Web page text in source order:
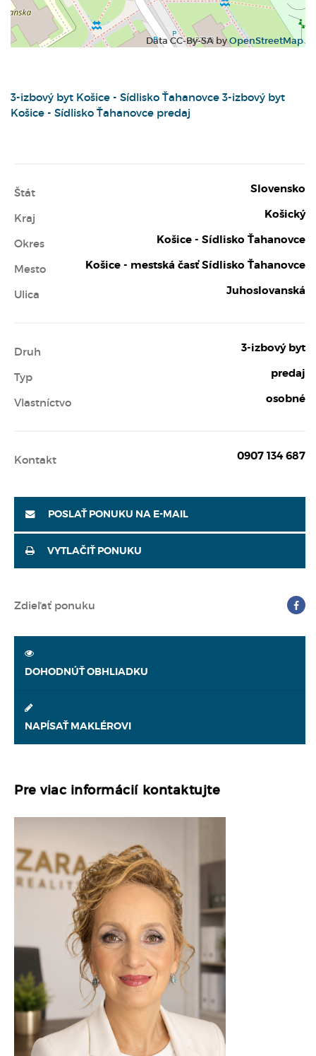
Data CC-By-SA byOpenStreetMap
3-izbový byt Košice - Sídlisko Ťahanovce 3-izbový byt
Košice - Sídlisko Ťahanovce predaj
Štát Slovensko
Kraj Košický
Okres Košice - Sídlisko Ťahanovce
Mesto Košice - mestská časť Sídlisko Ťahanovce
Ulica Juhoslovanská
Druh 3-izbový byt
Typ predaj
Vlastníctvo osobné
Kontakt 0907 134 687
POSLAŤ PONUKU NA E-MAIL
VYTLAČIŤ PONUKU
Zdieľať ponuku
DOHODNÚŤ OBHLIADKU
NAPÍSAŤ MAKLÉROVI
Pre viac informácií kontaktujte